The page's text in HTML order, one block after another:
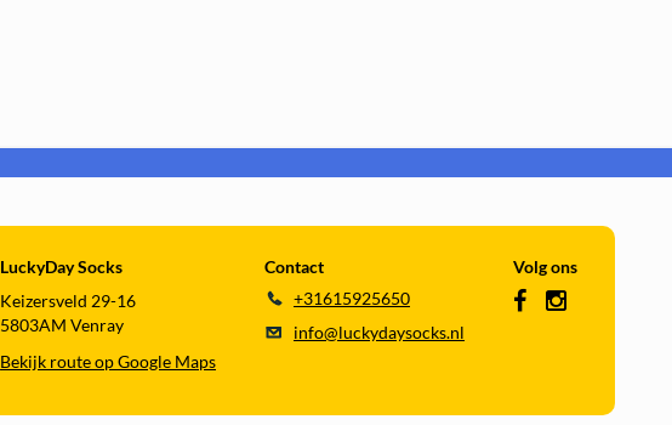
LuckyDay Socks
Keizersveld 29-16
5803AM Venray
Bekijk route op Google Maps
Contact
+31615925650
info@luckydaysocks.nl
Volg ons